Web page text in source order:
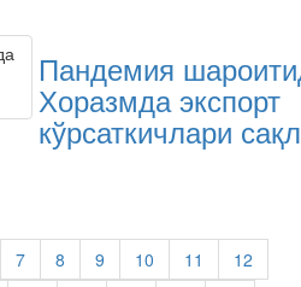
Пандемия
Хоразмда экспорт
кўрсаткичлари
7 8 9 10 11
12